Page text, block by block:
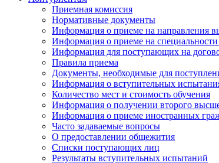
Приемная комиссия
Нормативные документы
Информация о приеме на направления
Информация о приеме на специальности
Информация для поступающих на
Правила приема
Документы, необходимые для
Информация о вступительных
Количество мест и стоимость обучения
Информация о получении второго
Информация о приеме иностранных
Часто задаваемые вопросы
О предоставлении общежития
Списки поступающих лиц
Результаты вступительных испытаний